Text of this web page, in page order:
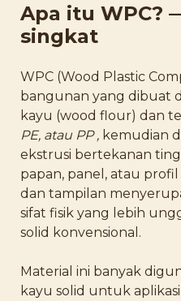
Apa itu WPC?
singkat
WPC (Wood Plastic
bangunan yang dibuat
kayu (wood flour) dan
PE, atau PP , kemudian
ekstrusi bertekanan
papan, panel, atau
dan tampilan
sifat fisik yang lebih
solid konvensional.
Material ini banyak
kayu solid untuk